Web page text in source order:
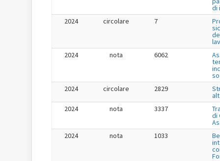
di
2024
circolare 7
2024
nota 6062
2024
circolare 2829
2024
nota 3337
di
2024
nota 1033